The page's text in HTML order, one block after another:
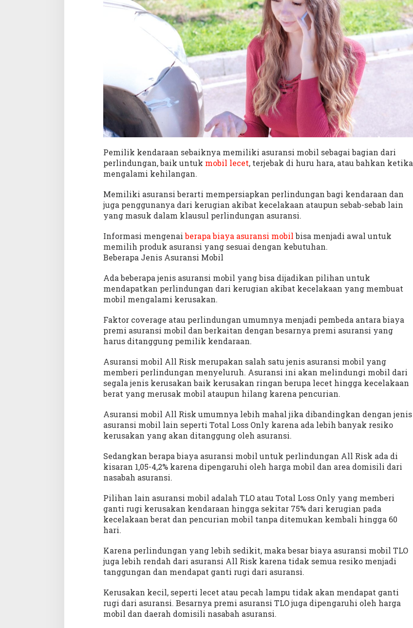
i
M
n
i
M
o
i
L
e
c
t
Pemilik kendaraan sebaiknya memiliki asuransi mobil sebagai bagian dari
perlindungan, baik untuk mobil lecet, terjebak di huru hara, atau bahkan ketika
mengalami kehilangan.
Memiliki asuransi berarti mempersiapkan perlindungan bagi kendaraan dan
juga penggunanya dari kerugian akibat kecelakaan ataupun sebab-sebab lain
yang masuk dalam klausul perlindungan asuransi.
Informasi mengenaiberapa biaya asuransi mobilbisa menjadi awal untuk
memilih produk asuransi yang sesuai dengan kebutuhan.
Beberapa Jenis Asuransi Mobil
Ada beberapa jenis asuransi mobil yang bisa dijadikan pilihan untuk
mendapatkan perlindungan dari kerugian akibat kecelakaan yang membuat
mobil mengalami kerusakan.
Faktor coverage atau perlindungan umumnya menjadi pembeda antara biaya
premi asuransi mobil dan berkaitan dengan besarnya premi asuransi yang
harus ditanggung pemilik kendaraan.
Asuransi mobil All Risk merupakan salah satu jenis asuransi mobil yang
memberi perlindungan menyeluruh. Asuransi ini akan melindungi mobil dari
segala jenis kerusakan baik kerusakan ringan berupa lecet hingga kecelakaan
berat yang merusak mobil ataupun hilang karena pencurian.
Asuransi mobil All Risk umumnya lebih mahal jika dibandingkan dengan jenis
asuransi mobil lain seperti Total Loss Only karena ada lebih banyak resiko
kerusakan yang akan ditanggung oleh asuransi.
Sedangkan berapa biaya asuransi mobil untuk perlindungan All Risk ada di
kisaran 1,05-4,2% karena dipengaruhi oleh harga mobil dan area domisili dari
nasabah asuransi.
Pilihan lain asuransi mobil adalah TLO atau Total Loss Only yang memberi
ganti rugi kerusakan kendaraan hingga sekitar 75% dari kerugian pada
kecelakaan berat dan pencurian mobil tanpa ditemukan kembali hingga 60
hari.
Karena perlindungan yang lebih sedikit, maka besar biaya asuransi mobil TLO
juga lebih rendah dari asuransi All Risk karena tidak semua resiko menjadi
tanggungan dan mendapat ganti rugi dari asuransi.
Kerusakan kecil, seperti lecet atau pecah lampu tidak akan mendapat ganti
rugi dari asuransi. Besarnya premi asuransi TLO juga dipengaruhi oleh harga
mobil dan daerah domisili nasabah asuransi.